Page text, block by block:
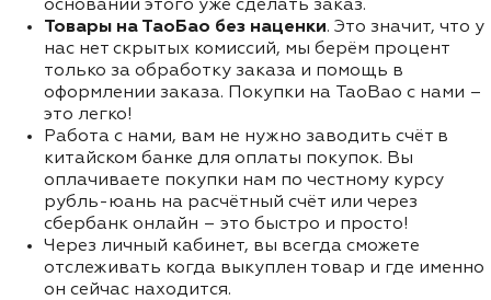
основании этого уже сделать заказ.
Товары на ТаоБао без наценки. Это значит, что у
нас нет скрытых комиссий, мы берём процент
только за обработку заказа и помощь в
оформлении заказа. Покупки на TaoBao с нами –
это легко!
Работа с нами, вам не нужно заводить счёт в
китайском банке для оплаты покупок. Вы
оплачиваете покупки нам по честному курсу
рубль-юань на расчётный счёт или через
сбербанк онлайн – это быстро и просто!
Через личный кабинет, вы всегда сможете
отслеживать когда выкуплен товар и где именно
он сейчас находится.